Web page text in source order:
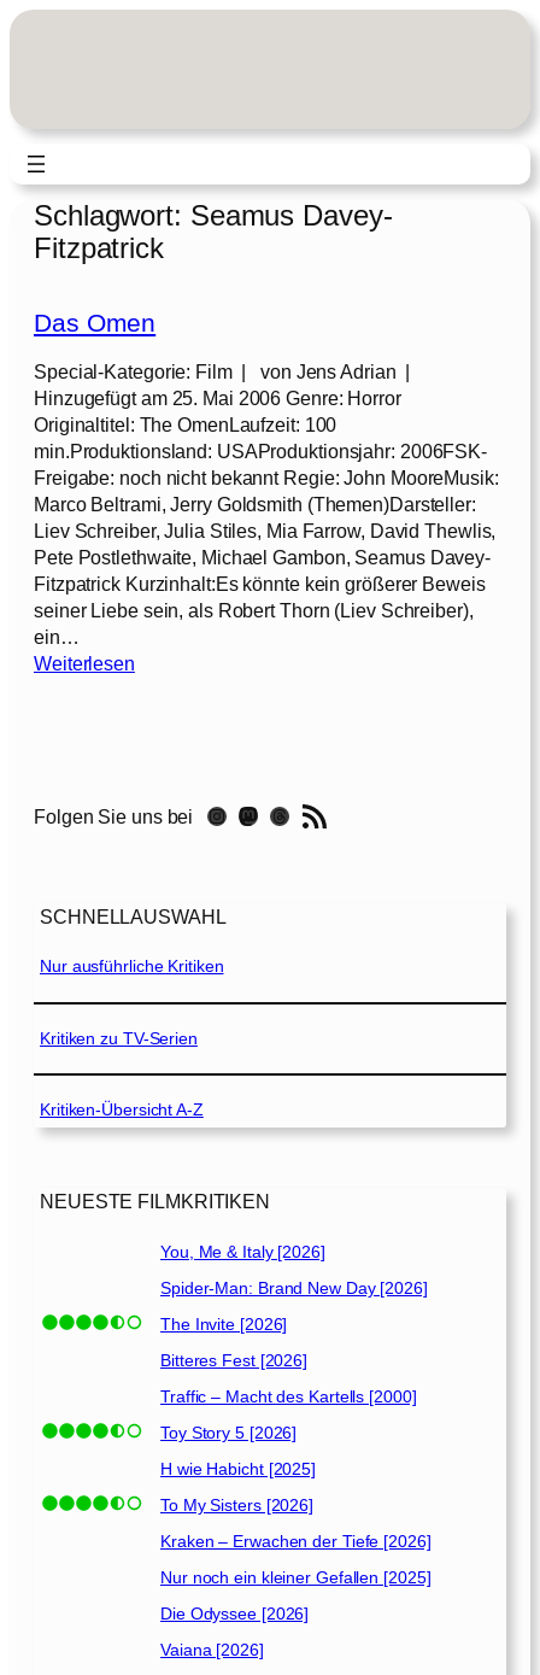
Zum
Schlagwort: Seamus Davey-
Fitzpatrick
Das Omen
Special-Kategorie: Film | von Jens Adrian |
Hinzugefügt am 25. Mai 2006 Genre: Horror
Originaltitel: The OmenLaufzeit: 100
min.Produktionsland: USAProduktionsjahr: 2006FSK-
Freigabe: noch nicht bekannt Regie: John MooreMusik:
Marco Beltrami, Jerry Goldsmith (Themen)Darsteller:
Liev Schreiber, Julia Stiles, Mia Farrow, David Thewlis,
Pete Postlethwaite, Michael Gambon, Seamus Davey-
Fitzpatrick Kurzinhalt:Es könnte kein größerer Beweis
seiner Liebe sein, als Robert Thorn (Liev Schreiber),
ein…
Weiterlesen:
e
Folgen Sie uns bei Instagram Mastodon Threads RSS-Feed
SCHNELLAUSWAHL
Nur ausführliche Kritiken
Kritiken zu TV-Serien
Kritiken-Übersicht A-Z
NEUESTE FILMKRITIKEN
You, Me & Italy [2026]
Spider-Man: Brand New Day [2026]
The Invite [2026]
Bitteres Fest [2026]
Traffic – Macht des Kartells [2000]
Toy Story 5 [2026]
H wie Habicht [2025]
To My Sisters [2026]
Kraken – Erwachen der Tiefe [2026]
Nur noch ein kleiner Gefallen [2025]
Die Odyssee [2026]
Vaiana [2026]